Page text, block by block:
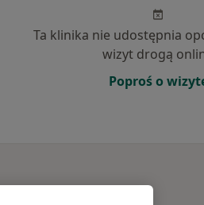
Ta klinika nie udostępnia
wizyt drogą
Poproś o